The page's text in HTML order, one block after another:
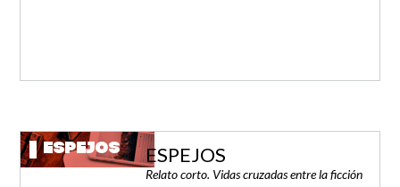
ESPEJOS ESPEJOS
Relato corto. Vidas cruzadas entre la ficción